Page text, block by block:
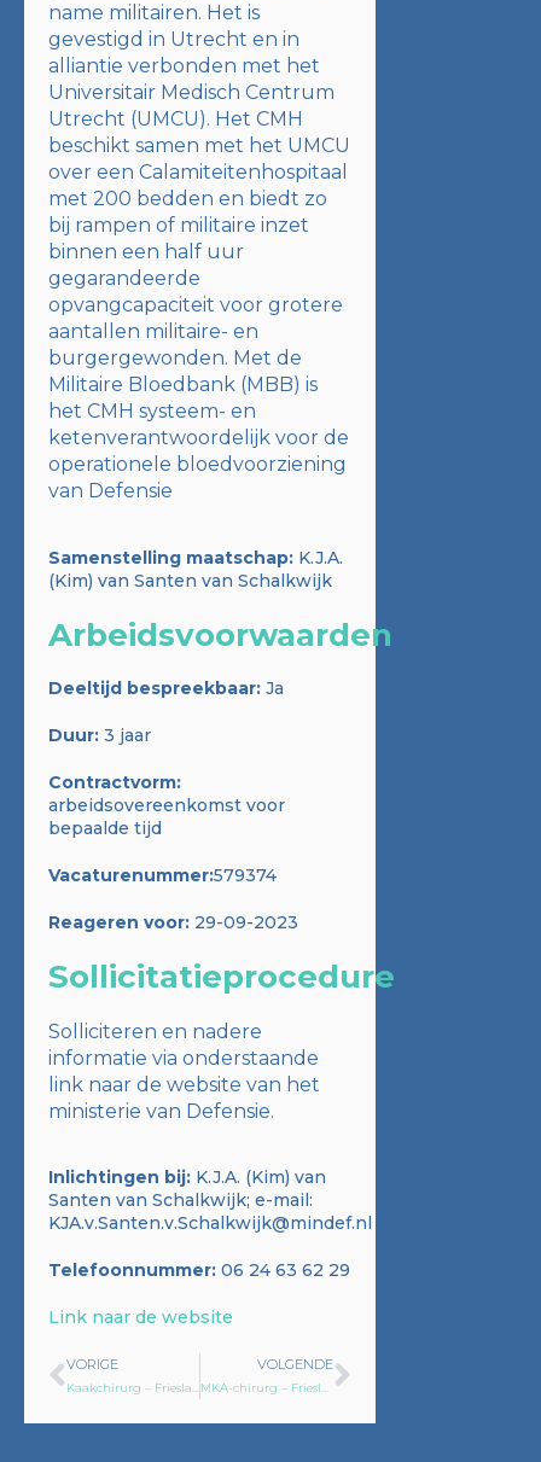
name militairen. Het is
gevestigd in Utrecht en in
alliantie verbonden met het
Universitair Medisch Centrum
Utrecht (UMCU). Het CMH
beschikt samen met het UMCU
over een Calamiteitenhospitaal
met 200 bedden en biedt zo
bij rampen of militaire inzet
binnen een half uur
gegarandeerde
opvangcapaciteit voor grotere
aantallen militaire- en
burgergewonden. Met de
Militaire Bloedbank (MBB) is
het CMH systeem- en
ketenverantwoordelijk voor de
operationele bloedvoorziening
van Defensie
Samenstelling maatschap: K.J.A.
(Kim) van Santen van Schalkwijk
Arbeidsvoorwaarden
Deeltijd bespreekbaar: Ja
Duur: 3 jaar
Contractvorm:
arbeidsovereenkomst voor
bepaalde tijd
Vacaturenummer:579374
Reageren voor: 29-09-2023
Sollicitatieprocedure
Solliciteren en nadere
informatie via onderstaande
link naar de website van het
ministerie van Defensie.
Inlichtingen bij: K.J.A. (Kim) van
Santen van Schalkwijk; e-mail:
KJA.v.Santen.v.Schalkwijk@mindef.nl
Telefoonnummer: 06 24 63 62 29
Link naar de website
VORIGE VOLGENDE